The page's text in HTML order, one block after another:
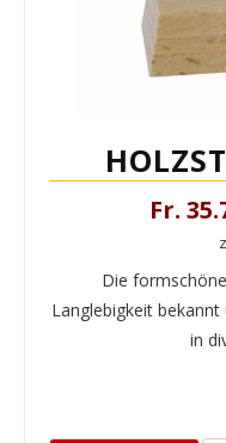
Fr.
Die
Langlebigkeit
in